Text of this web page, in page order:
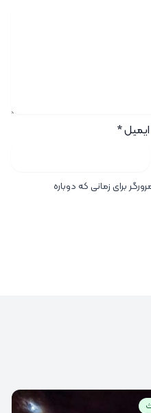
ایمیل*
برای زمانی که دوباره